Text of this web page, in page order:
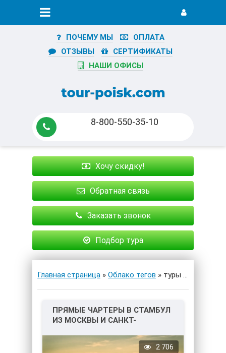
ПОЧЕМУ МЫ
ОПЛАТА
ОТЗЫВЫ
СЕРТИФИКАТЫ
НАШИ ОФИСЫ
8-800-550-35-10
Хочу скидку!
Обратная связь
Заказать звонок
Подбор тура
Главная страница » Облако тегов » туры выходного дня
ПРЯМЫЕ ЧАРТЕРЫ В СТАМБУЛ
ИЗ МОСКВЫ И САНКТ-
2 706